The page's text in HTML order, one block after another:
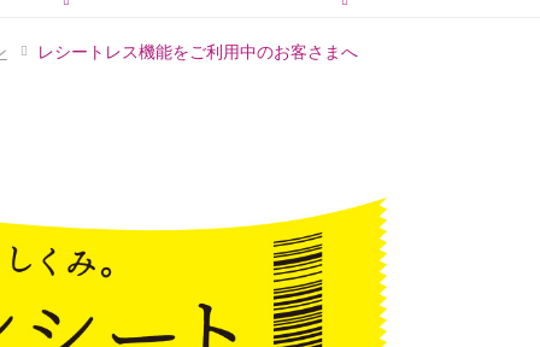
レシートレス機能をご利用中のお客さまへ